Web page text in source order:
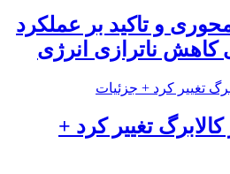
و تاکید بر عملکرد
کاهش ناترازی انرژی
تغییر کرد +